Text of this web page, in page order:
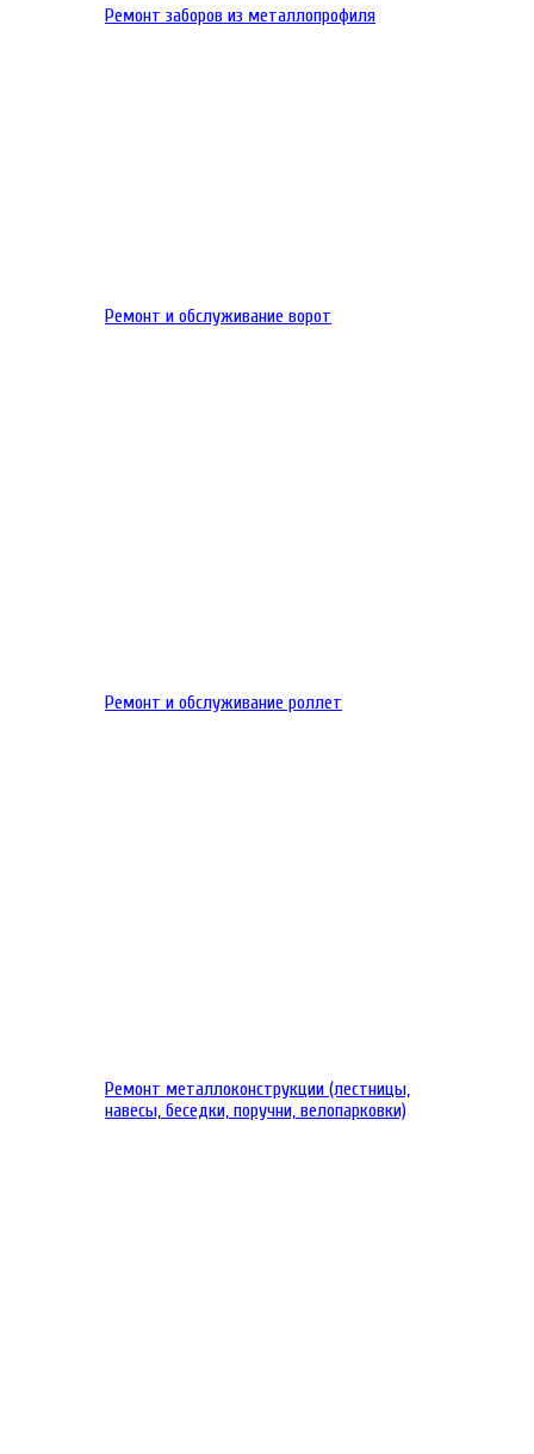
Ремонт заборов из металлопрофиля
Ремонт и обслуживание ворот
Ремонт и обслуживание роллет
Ремонт металлоконструкции (лестницы,
навесы, беседки, поручни, велопарковки)